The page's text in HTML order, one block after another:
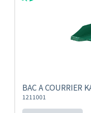
BAC A COURRIER
1211001